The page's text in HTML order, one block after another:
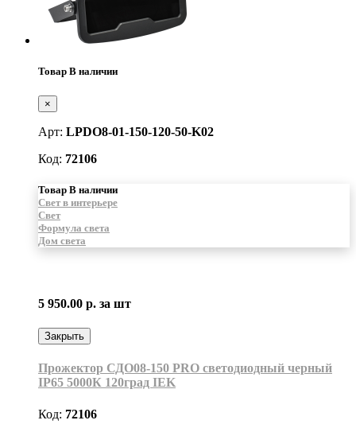
Товар В наличии
×
Арт: LPDO8-01-150-120-50-K02
Код: 72106
Товар В наличии
Свет в интерьере
Свет
Формула света
Дом света
5 950.00 р. за шт
Закрыть
Прожектор СДО08-150 PRO светодиодный черный
IP65 5000К 120град IEK
Код: 72106